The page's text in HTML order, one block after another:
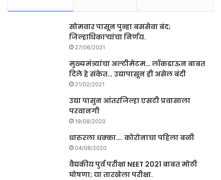
सोमवार पासून पुन्हा बससेवा बंद;
जिल्हाधिकाऱ्यांचा निर्णय.
27/06/2021
मुख्यमंत्र्यांचा अल्टीमेटम… लॉकडाऊन बाबत
दिले हे संकेत… उद्यापासून ही असेल बंदी
21/02/2021
उद्या पासुन आंतरजिल्हा एसटी प्रवासाला
परवानगी
19/08/2020
धारुरला धक्का…. कोरोनाचा पहिला बळी
04/08/2020
वैद्यकीय पुर्व परीक्षा NEET 2021 बाबत मोठी
घोषणा; या तारखेला परीक्षा.